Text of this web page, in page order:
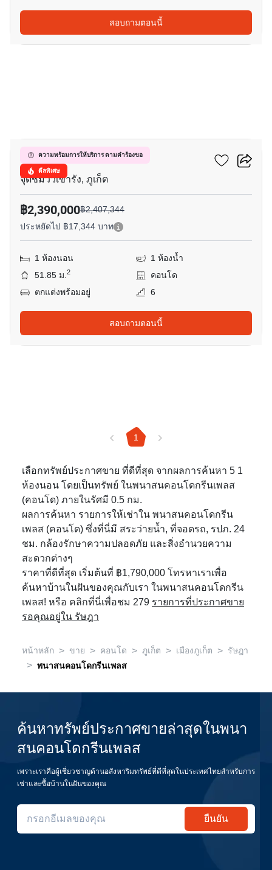
สอบถามตอนนี้
ความพร้อมการให้บริการ ตามคำร้องขอ
ดีลพิเศษ
พนาสนคอนโดกรีนเพลส
จุดชมวิวเขารัง, ภูเก็ต
฿2,390,000฿2,407,344
ประหยัดไป ฿17,344 บาท
1 ห้องนอน
1 ห้องน้ำ
51.85 ม.2
คอนโด
ตกแต่งพร้อมอยู่
6
สอบถามตอนนี้
1
เลือกทรัพย์ประกาศขาย ที่ดีที่สุด จากผลการค้นหา 5 1
ห้องนอน โดยเป็นทรัพย์ ในพนาสนคอนโดกรีนเพลส
(คอนโด) ภายในรัศมี 0.5 กม.
ผลการค้นหา รายการให้เช่าใน พนาสนคอนโดกรีน
เพลส (คอนโด) ซึ่งที่นี่มี สระว่ายน้ำ, ที่จอดรถ, รปภ. 24
ชม. กล้องรักษาความปลอดภัย และสิ่งอำนวยความ
สะดวกต่างๆ
ราคาที่ดีที่สุด เริ่มต้นที่ ฿1,790,000 โทรหาเราเพื่อ
ค้นหาบ้านในฝันของคุณกับเรา ในพนาสนคอนโดกรีน
เพลส! หรือ คลิกที่นี่เพื่อชม 279 รายการที่ประกาศขาย
รอคุณอยู่ใน รัษฎา
หน้าหลัก > ขาย > คอนโด > ภูเก็ต > เมืองภูเก็ต > รัษฎา
> พนาสนคอนโดกรีนเพลส
ค้นหาทรัพย์ประกาศขายล่าสุดในพนา
สนคอนโดกรีนเพลส
เพราะเราคือผู้เชี่ยวชาญด้านอสังหาริมทรัพย์ที่ดีที่สุดในประเทศไทยสำหรับการ
เช่าและซื้อบ้านในฝันของคุณ
ยืนยัน